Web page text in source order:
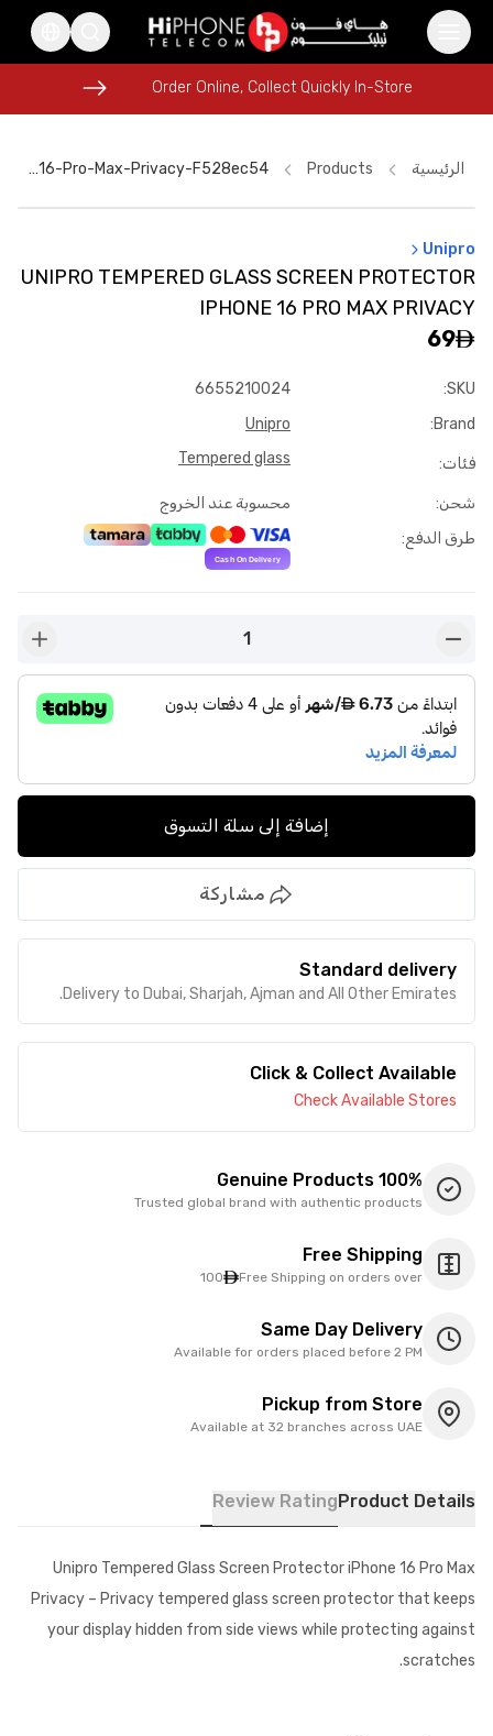
iPhone Case
iPhone 17 Pro Max
Order Online, Collect Quickly In-Store
Car Holder
iPhone 16 Pro Max
MagSafe Charger
Order Online, Collect Quickly In-Store
الرئيسية Products
Unipro-Tempered-Glass-Screen-Protector-Iphone-16-Pro-Max-Privacy-F528ec54
Unipro
UNIPRO TEMPERED GLASS SCREEN PROTECTOR
IPHONE 16 PRO MAX PRIVACY
69
SKU
:
6655210024
Brand
:
Unipro
فئات:
Tempered glass
شحن:
محسوبة عند الخروج
طرق الدفع:
1
plus
إضافة إلى سلة التسوق
مشاركة
Standard delivery
Delivery to Dubai, Sharjah, Ajman and All Other Emirates.
Click & Collect Available
Check Available Stores
100% Genuine Products
Trusted global brand with authentic products
Free Shipping
Free Shipping on orders over
100
Same Day Delivery
Available for orders placed before 2 PM
Pickup from Store
Available at 32 branches across UAE
Product Details
Review Rating
Unipro Tempered Glass Screen Protector iPhone 16 Pro Max
Privacy – Privacy tempered glass screen protector that keeps
your display hidden from side views while protecting against
scratches.